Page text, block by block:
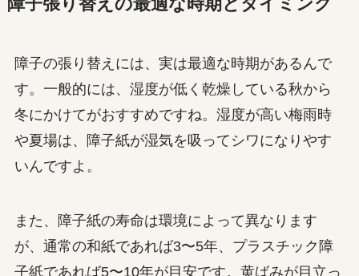
障子張り替えの最適な時期とタイミング
障子の張り替えには、実は最適な時期があるんで
す。一般的には、湿度が低く乾燥している秋から
冬にかけてがおすすめですね。湿度が高い梅雨時
や夏場は、障子紙が湿気を吸ってシワになりやす
いんですよ。
また、障子紙の寿命は環境によって異なります
が、通常の和紙であれば3〜5年、プラスチック障
子紙であれば5〜10年が目安です。黄ばみが目立っ